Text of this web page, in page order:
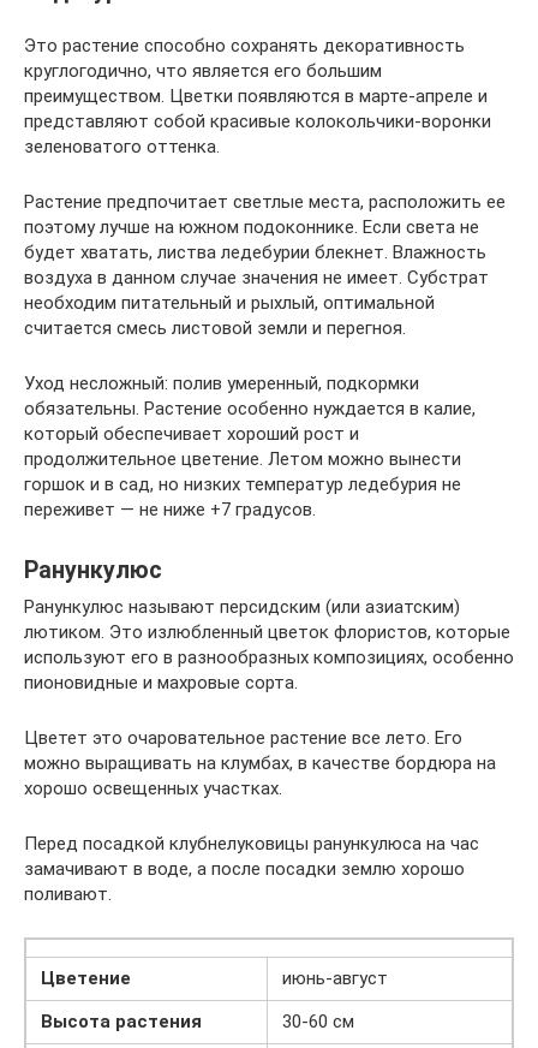
Это растение способно сохранять декоративность
круглогодично, что является его большим
преимуществом. Цветки появляются в марте-апреле и
представляют собой красивые колокольчики-воронки
зеленоватого оттенка.
Растение предпочитает светлые места, расположить ее
поэтому лучше на южном подоконнике. Если света не
будет хватать, листва ледебурии блекнет. Влажность
воздуха в данном случае значения не имеет. Субстрат
необходим питательный и рыхлый, оптимальной
считается смесь листовой земли и перегноя.
Уход несложный: полив умеренный, подкормки
обязательны. Растение особенно нуждается в калие,
который обеспечивает хороший рост и
продолжительное цветение. Летом можно вынести
горшок и в сад, но низких температур ледебурия не
переживет — не ниже +7 градусов.
Ранункулюс
Ранункулюс называют персидским (или азиатским)
лютиком. Это излюбленный цветок флористов, которые
используют его в разнообразных композициях, особенно
пионовидные и махровые сорта.
Цветет это очаровательное растение все лето. Его
можно выращивать на клумбах, в качестве бордюра на
хорошо освещенных участках.
Перед посадкой клубнелуковицы ранункулюса на час
замачивают в воде, а после посадки землю хорошо
поливают.
Цветение
июнь-август
Высота растения
30-60 см